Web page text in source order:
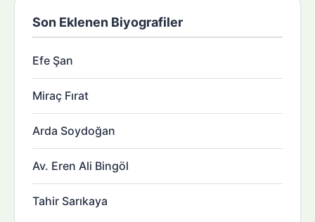
Son Eklenen Biyografiler
Efe Şan
Miraç Fırat
Arda Soydoğan
Av. Eren Ali Bingöl
Tahir Sarıkaya